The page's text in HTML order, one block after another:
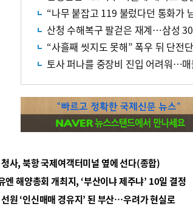
“나무 붙잡고 119 불렀다던 통화가
산청 수해복구 팔걷은 재계…삼성
“사흘째 씻지도 못해” 폭우 뒤 단전
토사 퍼나를 중장비 진입 어려워…
사, 북항 국제여객터미널 옆에 선다(종합)
해양총회 개최지, ‘부산이냐 제주냐’ 10일 결정
원 ‘인신매매 경유지’ 된 부산…우려가 현실로